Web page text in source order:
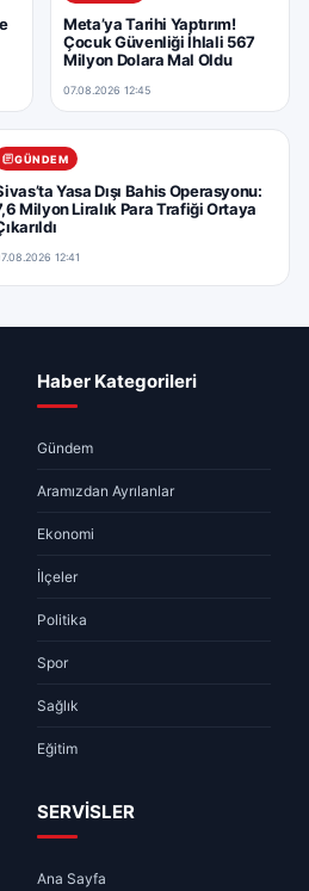
Meta’ya Tarihi Yaptırım!
Çocuk Güvenliği İhlali 567
Milyon Dolara Mal Oldu
07.08.2026 12:45
GÜNDEM
Yasa Dışı Bahis Operasyonu:
Milyon Liralık Para Trafiği Ortaya
12:41
Haber Kategorileri
Gündem
Aramızdan Ayrılanlar
Ekonomi
İlçeler
Politika
Spor
Sağlık
Eğitim
SERVİSLER
Ana Sayfa